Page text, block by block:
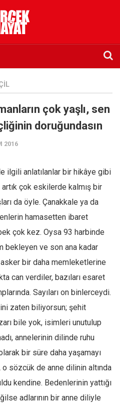
çok yaşlı, sen
doruğundasın
2016
ilgili anlatılanlar bir hikâye gibi
çok eskilerde kalmış bir
da öyle. Çanakkale ya da
hamasetten ibaret
çok kez. Oysa 93 harbinde
bekleyen ve son ana kadar
bir daha memleketlerine
can verdiler, bazıları esaret
Sayıları on binlerceydi.
zaten biliyorsun; şehit
bile yok, isimleri unutulup
annelerinin dilinde ruhu
bir süre daha yaşamayı
sözcük de anne dilinin altında
kendine. Bedenlerinin yattığı
adlarının bir anne diliyle